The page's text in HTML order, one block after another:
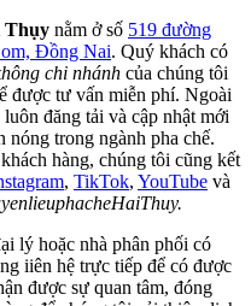
Thụy nằm ở số 519 đường
Đồng Nai. Quý khách có
chi nhánh của chúng tôi
được tư vấn miễn phí. Ngoài
luôn đăng tải và cập nhật mới
trong ngành pha chế.
hàng, chúng tôi cũng kết
, TikTok, YouTube và
lý hoặc nhà phân phối có
iiên hệ trực tiếp để có được
được sự quan tâm, đóng